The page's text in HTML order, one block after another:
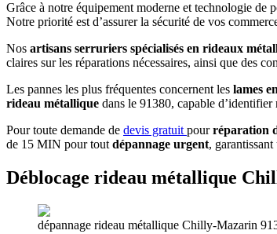
Grâce à notre équipement moderne et technologie de
Notre priorité est d’assurer la sécurité de vos
Nos artisans serruriers spécialisés en rideaux
claires sur les réparations nécessaires, ainsi que des
Les pannes les plus fréquentes concernent les lames
rideau métallique dans le 91380, capable d’identifier
Pour toute demande de devis gratuitpourréparation
de 15 MIN pour toutdépannage urgent,
Déblocage rideau métallique
dépannage rideau métallique Chilly-Mazarin